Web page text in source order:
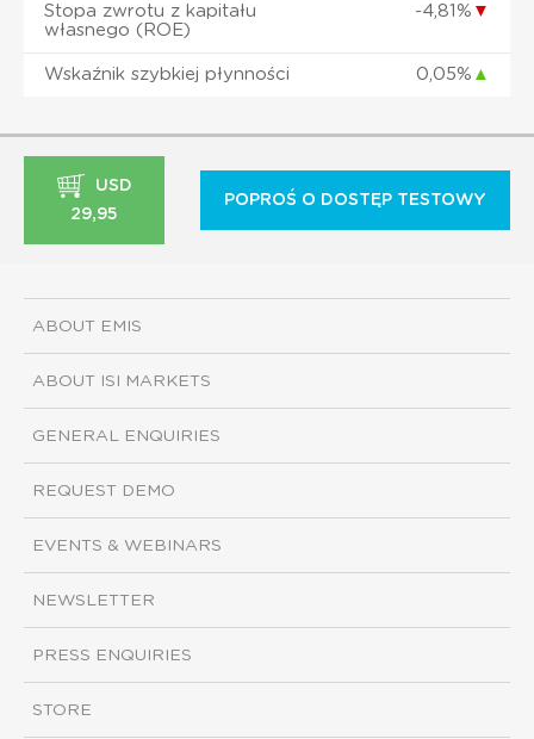
Stopa zwrotu z kapitału
własnego (ROE)
-4,81% ▼
Wskaźnik szybkiej płynności 0,05% ▲
USD
29,95
POPROŚ O DOSTĘP TESTOWY
ABOUT EMIS
ABOUT ISI MARKETS
GENERAL ENQUIRIES
REQUEST DEMO
EVENTS & WEBINARS
NEWSLETTER
PRESS ENQUIRIES
STORE